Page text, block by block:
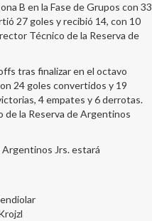
B en la Fase de Grupos con 33
27 goles y recibió 14, con 10
Técnico de la Reserva de
tras finalizar en el octavo
24 goles convertidos y 19
4 empates y 6 derrotas.
de la Reserva de Argentinos
Jrs. estará